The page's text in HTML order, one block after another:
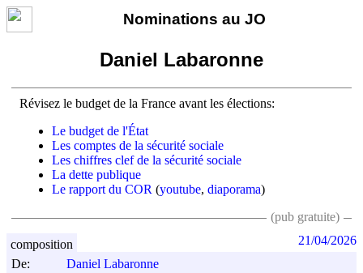
Nominations au JO
Daniel Labaronne
Révisez le budget de la France avant les élections:
Le budget de l'État
Les comptes de la sécurité sociale
Les chiffres clef de la sécurité sociale
La dette publique
Le rapport du COR (youtube, diaporama)
(pub gratuite)
De:
Daniel Labaronne
composition 21/04/2026